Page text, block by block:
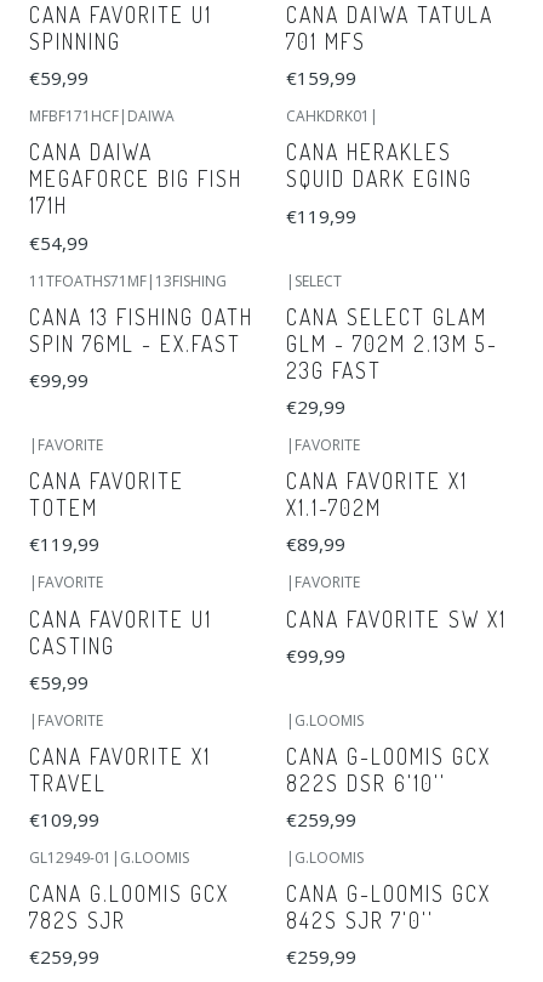
CANA FAVORITE U1
SPINNING
€59,99
CANA DAIWA TATULA
701 MFS
€159,99
MFBF171HCF| DAIWA
CANA DAIWA
MEGAFORCE BIG FISH
171H
€54,99
CAHKDRK01 |
CANA HERAKLES
SQUID DARK EGING
€119,99
11TFOATHS71MF| 13FISHING
CANA 13 FISHING OATH
SPIN 76ML - EX.FAST
€99,99
| SELECT
CANA SELECT GLAM
GLM - 702M 2.13M 5-
23G FAST
€29,99
| FAVORITE
CANA FAVORITE
TOTEM
€119,99
| FAVORITE
CANA FAVORITE X1
X1.1-702M
€89,99
| FAVORITE
CANA FAVORITE U1
CASTING
€59,99
| FAVORITE
CANA FAVORITE SW X1
€99,99
| FAVORITE
CANA FAVORITE X1
TRAVEL
€109,99
| G.LOOMIS
CANA G-LOOMIS GCX
822S DSR 6'10''
€259,99
GL12949-01 | G.LOOMIS
CANA G.LOOMIS GCX
782S SJR
€259,99
| G.LOOMIS
CANA G-LOOMIS GCX
842S SJR 7'0''
€259,99